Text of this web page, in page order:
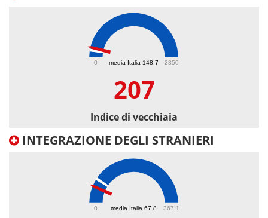
media Italia 148.7
0 2850
207
Indice di vecchiaia
INTEGRAZIONE DEGLI STRANIERI
media Italia 67.8
0 367.1